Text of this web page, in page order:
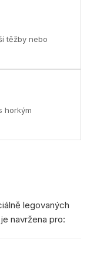
těžby nebo
horkým
legovaných
navržena pro: